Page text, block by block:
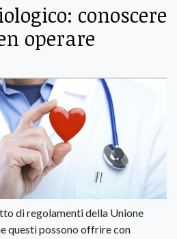
conoscere
operare
di regolamenti della Unione
questi possono offrire con